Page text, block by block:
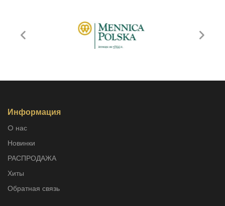
Информация
O нас
Новинки
РАСПРОДАЖА
Хиты
Обратная связь